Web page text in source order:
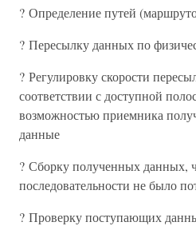
? Определение путей
? Пересылку данных по
? Регулировку скорости
соответствии с доступной
возможностью приемника
данные
? Сборку полученных данных,
последовательности не было
? Проверку поступающих